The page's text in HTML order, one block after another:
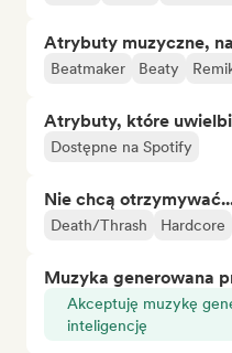
Atrybuty muzyczne,
Beatmaker Beaty
Atrybuty, które
Dostępne na Spotify
Nie chcą
Death/Thrash Hardcore
Muzyka generowana
Akceptuję muzykę
inteligencję